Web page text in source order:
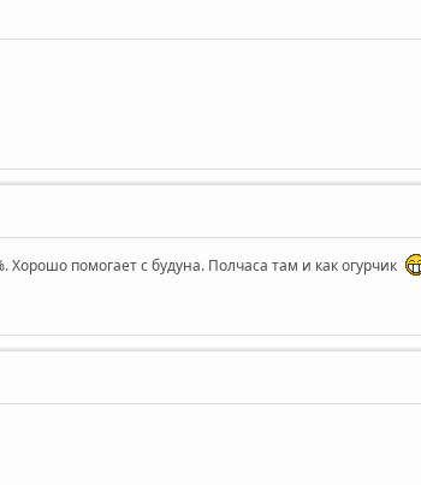
Хорошо помогает с будуна. Полчаса там и как огурчик